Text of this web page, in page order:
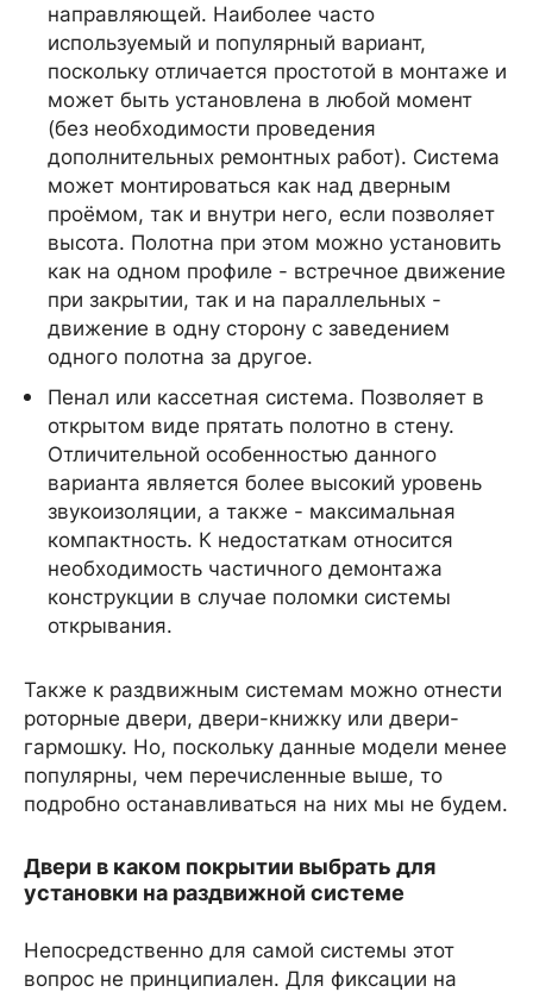
направляющей. Наиболее часто
используемый и популярный вариант,
поскольку отличается простотой в монтаже и
может быть установлена в любой момент
(без необходимости проведения
дополнительных ремонтных работ). Система
может монтироваться как над дверным
проёмом, так и внутри него, если позволяет
высота. Полотна при этом можно установить
как на одном профиле - встречное движение
при закрытии, так и на параллельных -
движение в одну сторону с заведением
одного полотна за другое.
Пенал или кассетная система. Позволяет в
открытом виде прятать полотно в стену.
Отличительной особенностью данного
варианта является более высокий уровень
звукоизоляции, а также - максимальная
компактность. К недостаткам относится
необходимость частичного демонтажа
конструкции в случае поломки системы
открывания.
Также к раздвижным системам можно отнести
роторные двери, двери-книжку или двери-
гармошку. Но, поскольку данные модели менее
популярны, чем перечисленные выше, то
подробно останавливаться на них мы не будем.
Двери в каком покрытии выбрать для
установки на раздвижной системе
Непосредственно для самой системы этот
вопрос не принципиален. Для фиксации на